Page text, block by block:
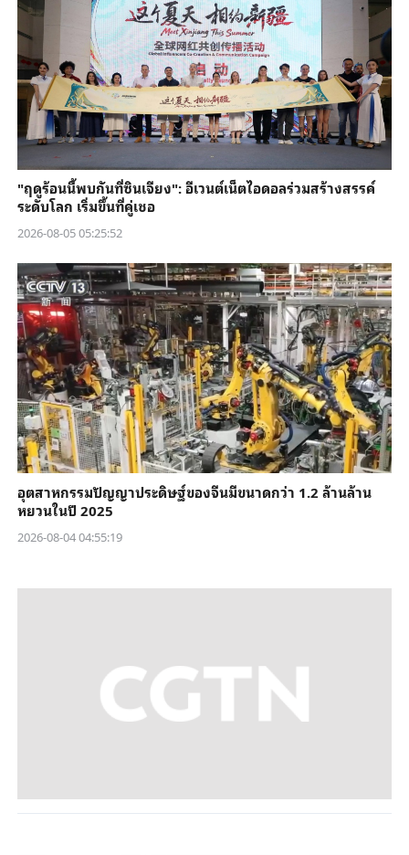
"ฤดูร้อนนี้พบกันที่ซินเจียง": อีเวนต์เน็ตไอดอลร่วมสร้างสรรค์
ระดับโลก เริ่มขึ้นที่คู่เชอ
2026-08-05 05:25:52
อุตสาหกรรมปัญญาประดิษฐ์ของจีนมีขนาดกว่า 1.2 ล้านล้าน
หยวนในปี 2025
2026-08-04 04:55:19